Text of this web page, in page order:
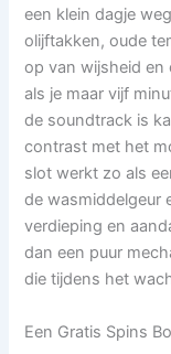
een klein dagje
olijftakken, oude
op van wijsheid en
als je maar vijf
de soundtrack is
contrast met het
slot werkt zo als
de wasmiddelgeur
verdieping en
dan een puur
die tijdens het
Een Gratis Spins